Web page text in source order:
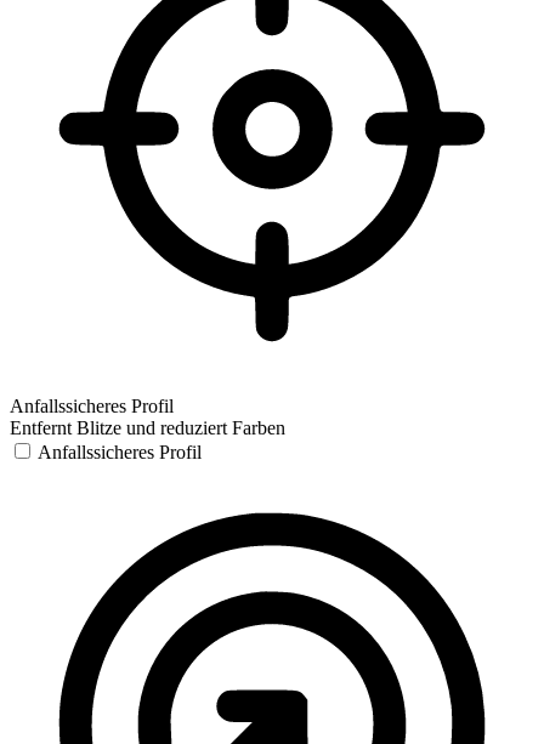
Anfallssicheres Profil
Entfernt Blitze und reduziert Farben
Anfallssicheres Profil